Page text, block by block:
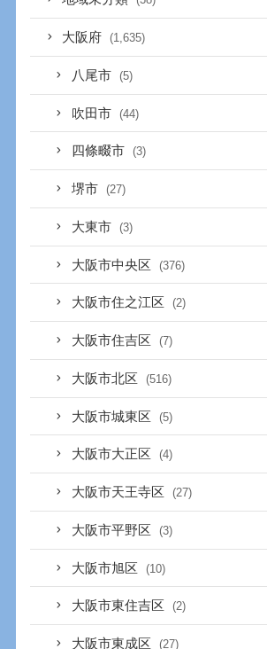
大阪府 (1,635)
八尾市 (5)
吹田市 (44)
四條畷市 (3)
堺市 (27)
大東市 (3)
大阪市中央区 (376)
大阪市住之江区 (2)
大阪市住吉区 (7)
大阪市北区 (516)
大阪市城東区 (5)
大阪市大正区 (4)
大阪市天王寺区 (27)
大阪市平野区 (3)
大阪市旭区 (10)
大阪市東住吉区 (2)
大阪市東成区 (27)